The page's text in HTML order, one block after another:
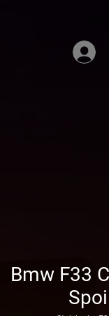
Bmw F33